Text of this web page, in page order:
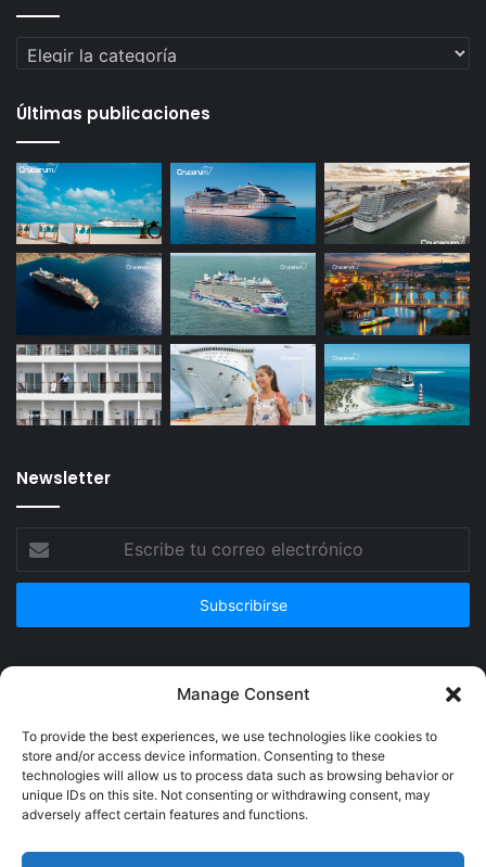
Manage Consent
To provide the best experiences, we use technologies like cookies to
store and/or access device information. Consenting to these
technologies will allow us to process data such as browsing behavior or
unique IDs on this site. Not consenting or withdrawing consent, may
adversely affect certain features and functions.
Categorías
Últimas publicaciones
Newsletter
correo